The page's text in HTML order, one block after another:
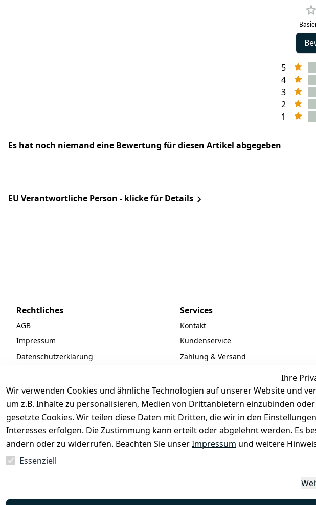
5
4
3
2
1
Es hat noch niemand eine Bewertung für diesen Artikel abgegeben
EU Verantwortliche Person - klicke für Details
Ihre
Wir verwenden Cookies und ähnliche Technologien auf unserer Website und
um z.B. Inhalte zu personalisieren, Medien von Drittanbietern einzubinden
gesetzte Cookies. Wir teilen diese Daten mit Dritten, die wir in den
Interesses erfolgen. Die Zustimmung kann erteilt oder abgelehnt werden. Es
ändern oder zu widerrufen. Beachten Sie unserImpressum und weitere
Essenziell
Rechtliches
AGB
Impressum
Datenschutzerklärung
Services
Kontakt
Kundenservice
Zahlung & Versand
Newsletter
Unsere Partner
FAQ